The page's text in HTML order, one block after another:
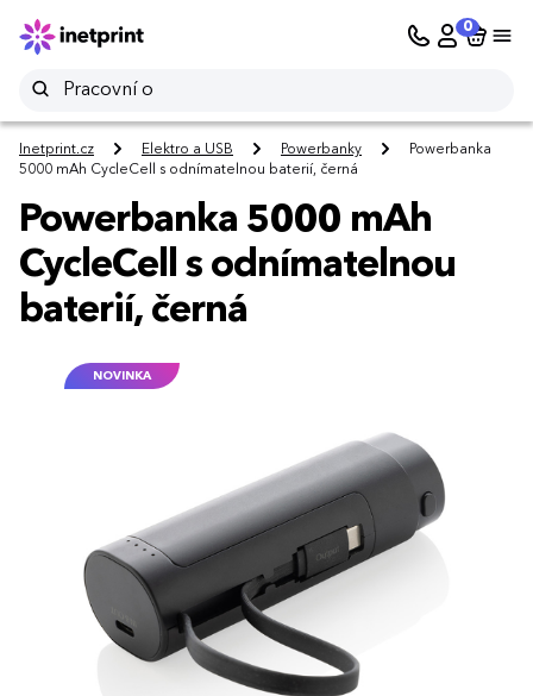
0
Inetprint.cz Elektro a USB Powerbanky
Powerbanka
5000 mAh CycleCell s odnímatelnou baterií, černá
Powerbanka 5000 mAh
CycleCell s odnímatelnou
baterií, černá
NOVINKA